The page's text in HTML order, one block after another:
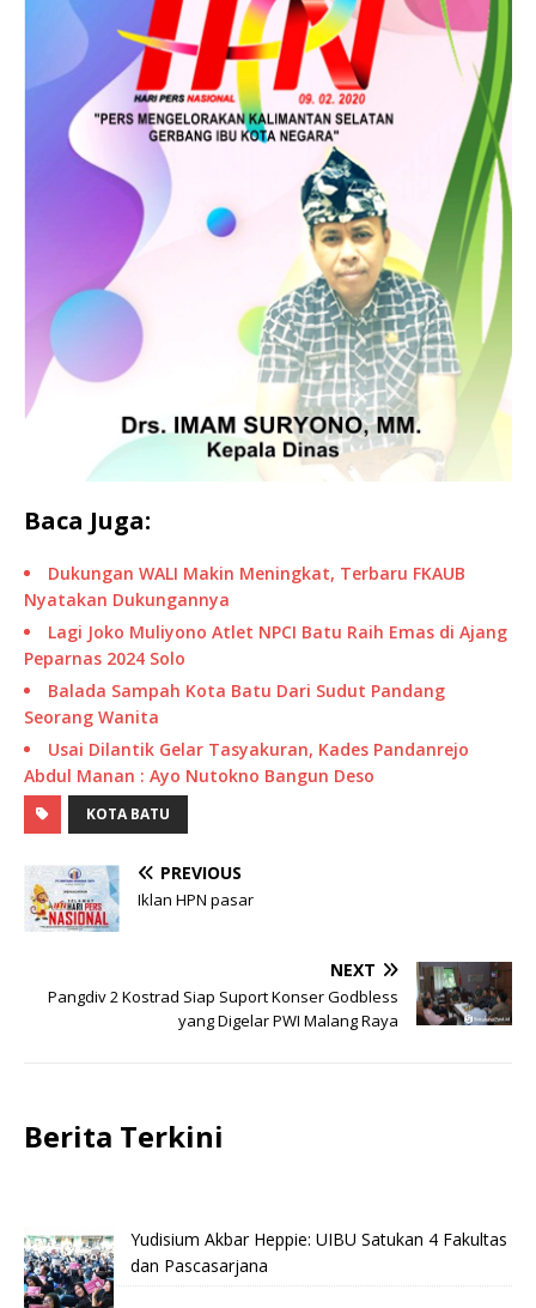
Baca Juga:
Dukungan WALI Makin Meningkat, Terbaru FKAUB
Nyatakan Dukungannya
Lagi Joko Muliyono Atlet NPCI Batu Raih Emas di Ajang
Peparnas 2024 Solo
Balada Sampah Kota Batu Dari Sudut Pandang
Seorang Wanita
Usai Dilantik Gelar Tasyakuran, Kades Pandanrejo
Abdul Manan : Ayo Nutokno Bangun Deso
KOTA BATU
PREVIOUS
Iklan HPN pasar
NEXT
Pangdiv 2 Kostrad Siap Suport Konser Godbless
yang Digelar PWI Malang Raya
Berita Terkini
Yudisium Akbar Heppie: UIBU Satukan 4 Fakultas
dan Pascasarjana